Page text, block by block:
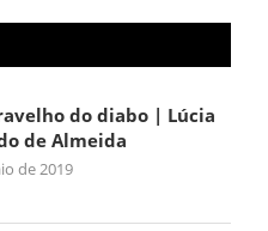
do diabo | Lúcia
de Almeida
de 2019